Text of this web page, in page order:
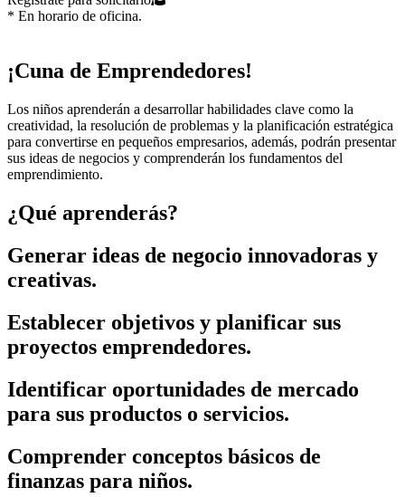
* En horario de oficina.
¡Cuna de Emprendedores!
Los niños aprenderán a desarrollar habilidades clave como la
creatividad, la resolución de problemas y la planificación estratégica
para convertirse en pequeños empresarios, además, podrán presentar
sus ideas de negocios y comprenderán los fundamentos del
emprendimiento.
¿Qué aprenderás?
Generar ideas de negocio innovadoras y
creativas.
Establecer objetivos y planificar sus
proyectos emprendedores.
Identificar oportunidades de mercado
para sus productos o servicios.
Comprender conceptos básicos de
finanzas para niños.